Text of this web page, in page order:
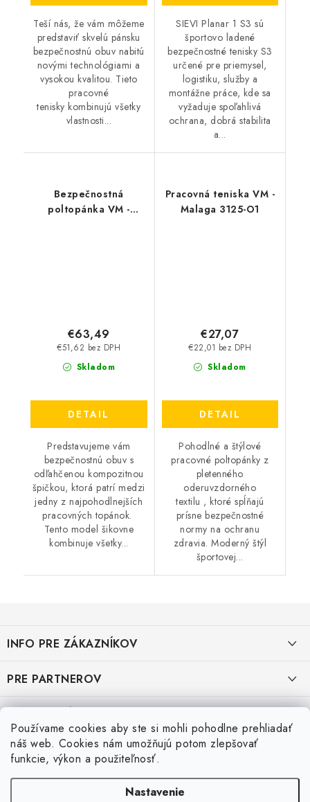
Používame cookies aby ste si mohli pohodlne prehliadať
náš web. Cookies nám umožňujú potom zlepšovať
funkcie, výkon a použiteľnosť.
Nastavenie
Teší nás, že vám môžeme
predstaviť skvelú pánsku
bezpečnostnú obuv nabitú
novými technológiami a
vysokou kvalitou. Tieto
pracovné
tenisky kombinujú všetky
vlastnosti...
SIEVI Planar 1 S3 sú
športovo ladené
bezpečnostné tenisky S3
určené pre priemysel,
logistiku, služby a
montážne práce, kde sa
vyžaduje spoľahlivá
ochrana, dobrá stabilita
a...
Bezpečnostná
poltopánka VM -
Skladom
€51,62 bez DPH
€63,49
DETAIL
Predstavujeme vám
bezpečnostnú obuv s
odľahčenou kompozitnou
špičkou, ktorá patrí medzi
jedny z najpohodlnejších
pracovných topánok.
Tento model šikovne
kombinuje všetky...
Pracovná teniska VM -
Malaga 3125-O1
Skladom
€22,01 bez DPH
€27,07
DETAIL
Pohodlné a štýlové
pracovné poltopánky z
pletenného
oderuvzdorného
textilu , ktoré spĺňajú
prísne bezpečnostné
normy na ochranu
zdravia. Moderný štýl
športovej...
p
ä
t
i
INFO PRE ZÁKAZNÍKOV
AKO NAKUPOVAŤ
OBCHODNÉ PODMIENKY
OCHRANA OSOBNÝCH ÚDAJOV
REKLAMAČNÝ FORMULÁR
PRE PARTNEROV
KATALÓG OBUVI A OPP ČERVA
KATALÓG OBUVI A OPP CXS
KATALÓG OBUVI BIRKENSTOCK
Veľkostná tabuľka obuvi SKECHER
Veľkostná tabuľka obuvi ARTRA
Posledné hodnotenie produktov